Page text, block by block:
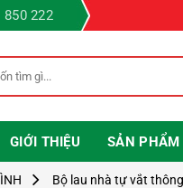
850 222
GIỚI THIỆU SẢN PHẨM
Bộ lau nhà tự vắt